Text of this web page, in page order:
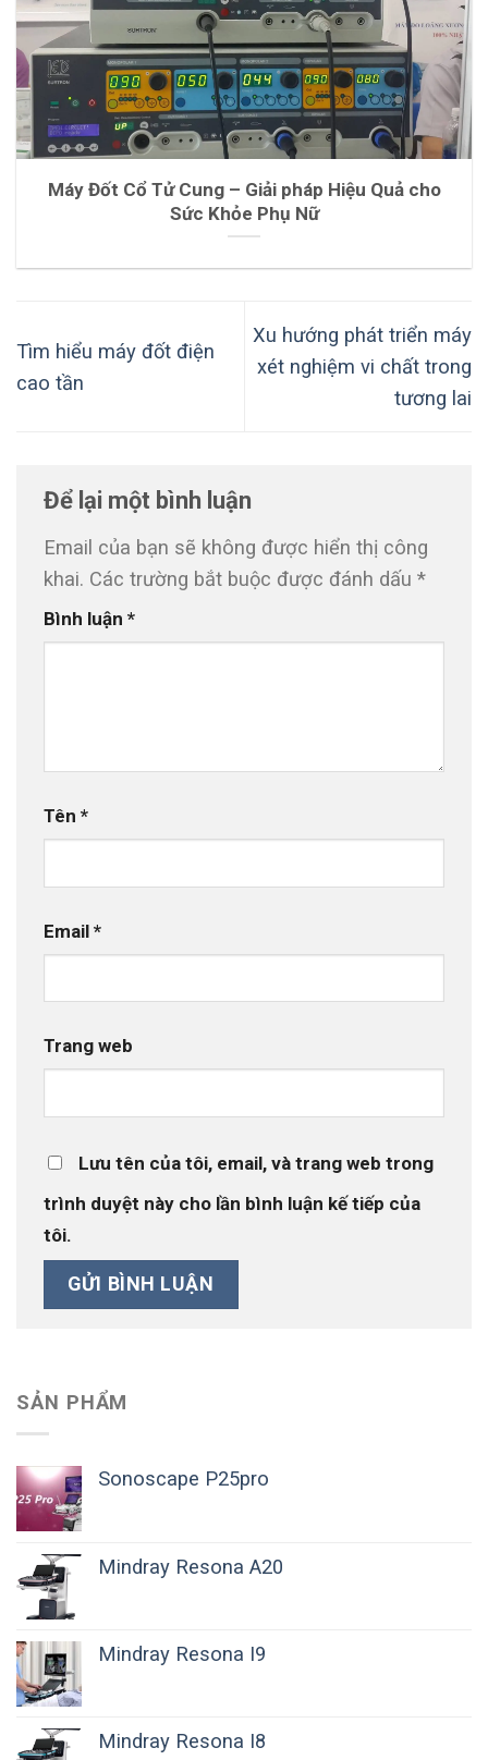
Máy Đốt Cổ Tử Cung – Giải pháp Hiệu Quả cho
Sức Khỏe Phụ Nữ
Tìm hiểu máy đốt điện
cao tần
Xu hướng phát triển máy
xét nghiệm vi chất trong
tương lai
Để lại một bình luận
Email của bạn sẽ không được hiển thị công
khai. Các trường bắt buộc được đánh dấu *
Bình luận *
Tên *
Email *
Trang web
Lưu tên của tôi, email, và trang web trong
trình duyệt này cho lần bình luận kế tiếp của
tôi.
SẢN PHẨM
Sonoscape P25pro
Mindray Resona A20
Mindray Resona I9
Mindray Resona I8